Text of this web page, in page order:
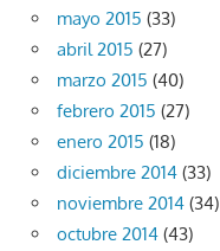
mayo 2015 (33)
abril 2015 (27)
marzo 2015 (40)
febrero 2015 (27)
enero 2015 (18)
diciembre 2014 (33)
noviembre 2014 (34)
octubre 2014 (43)